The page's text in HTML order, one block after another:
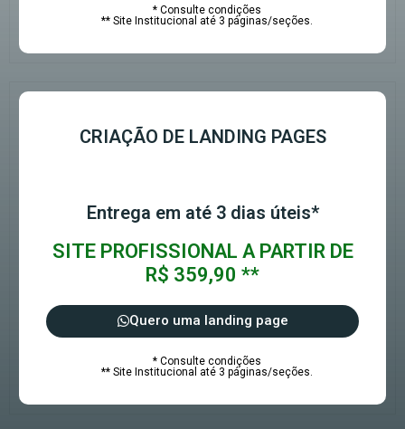
* Consulte condições
** Site Institucional até 3 páginas/seções.
CRIAÇÃO DE LANDING PAGES
Entrega em até 3 dias úteis*
SITE PROFISSIONAL A PARTIR DE
R$ 359,90 **
Quero uma landing page
* Consulte condições
** Site Institucional até 3 páginas/seções.